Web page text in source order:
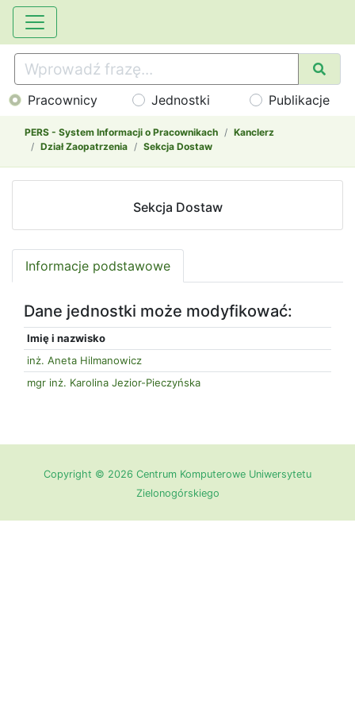
Pracownicy Jednostki Publikacje
PERS - System Informacji o Pracownikach
Kanclerz
Dział Zaopatrzenia
Sekcja Dostaw
Sekcja Dostaw
Informacje podstawowe
Dane jednostki może modyfikować:
Imię i nazwisko
inż. Aneta Hilmanowicz
mgr inż. Karolina Jezior-Pieczyńska
Copyright © 2026 Centrum Komputerowe Uniwersytetu
Zielonogórskiego